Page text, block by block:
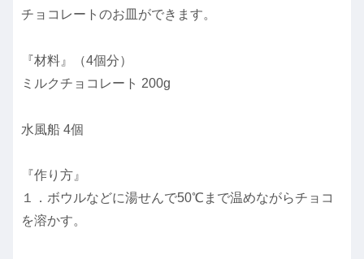
チョコレートのお皿ができます。
『材料』（4個分）
ミルクチョコレート 200g
水風船 4個
『作り方』
１．ボウルなどに湯せんで50℃まで温めながらチョコ
を溶かす。